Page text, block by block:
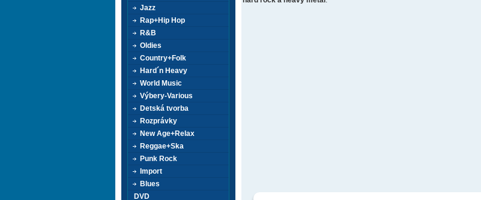
Jazz
Rap+Hip Hop
R&B
Oldies
Country+Folk
Hard´n Heavy
World Music
Výbery-Various
Detská tvorba
Rozprávky
New Age+Relax
Reggae+Ska
Punk Rock
Import
Blues
DVD